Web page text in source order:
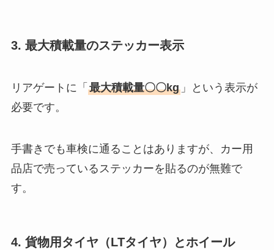
3. 最大積載量のステッカー表示
リアゲートに「 最大積載量〇〇kg」という表示が
必要です。
手書きでも車検に通ることはありますが、カー用
品店で売っているステッカーを貼るのが無難で
す。
4. 貨物用タイヤ（LTタイヤ）とホイール